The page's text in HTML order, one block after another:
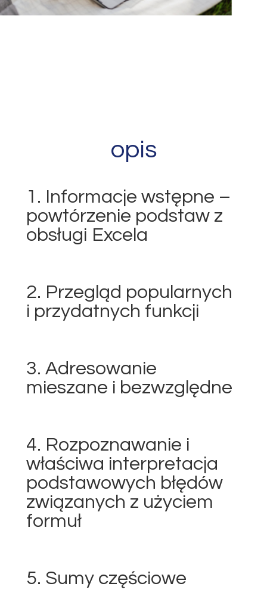
opis
1. Informacje wstępne –
powtórzenie podstaw z
obsługi Excela
2. Przegląd popularnych
i przydatnych funkcji
3. Adresowanie
mieszane i bezwzględne
4. Rozpoznawanie i
właściwa interpretacja
podstawowych błędów
związanych z użyciem
formuł
5. Sumy częściowe